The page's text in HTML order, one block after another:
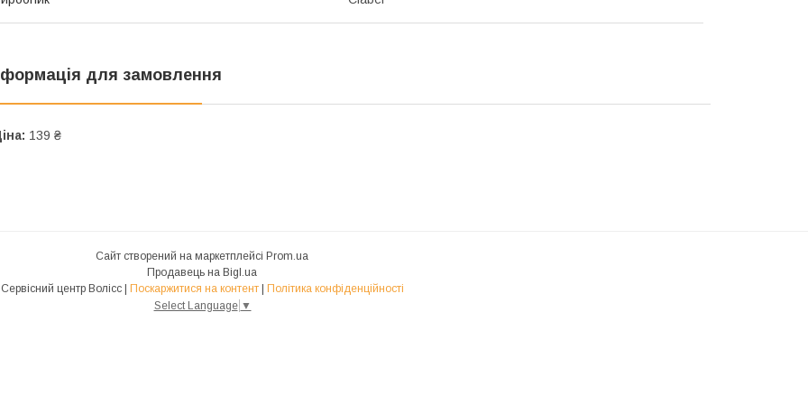
для замовлення
139 ₴
Сайт створений на маркетплейсі Prom.ua
Продавець на Bigl.ua
Сервісний центр Волісс | Поскаржитися на контент | Політика конфіденційності
Select Language ▼